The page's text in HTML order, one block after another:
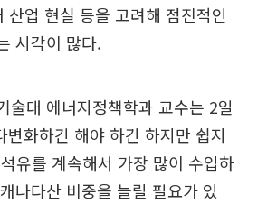
산업 현실 등을 고려해 점진적인
시각이 많다.
술대 에너지정책학과 교수는 2일
화하긴 해야 하긴 하지만 쉽지
유를 계속해서 가장 많이 수입하
나다산 비중을 늘릴 필요가 있